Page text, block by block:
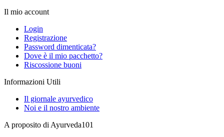
Il mio account
Login
Registrazione
Password dimenticata?
Dove è il mio pacchetto?
Riscossione buoni
Informazioni Utili
Il giornale ayurvedico
Noi e il nostro ambiente
A proposito di Ayurveda101